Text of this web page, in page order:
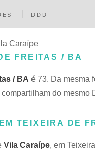
DDD
Caraípe
FREITAS / BA
/ BA é 73. Da mesma
do mesmo
TEIXEIRA DE
Vila Caraípe, em